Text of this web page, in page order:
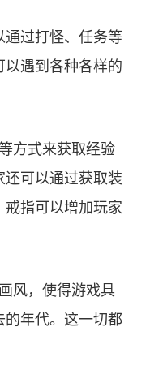
通过打怪、任务等
遇到各种各样的
方式来获取经验
可以通过获取装
指可以增加玩家
风，使得游戏具
年代。这一切都